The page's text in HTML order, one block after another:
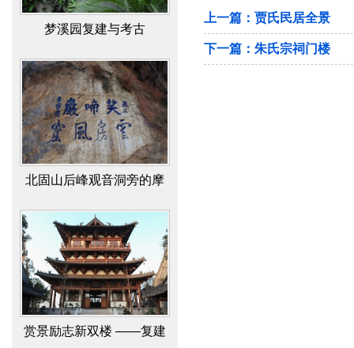
北固山后峰观音洞旁的摩
崖石刻“笑啼岩”研究成果
赏景励志新双楼 ——复建
北固、多景二楼文化景观
之揽胜
圌山——夨簋铭文之谜
上一篇： 贾氏民居全景
下一篇： 朱氏宗祠门楼